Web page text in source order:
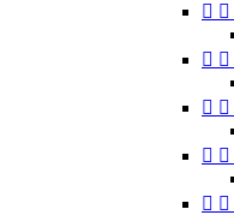
 
 
 
 
 